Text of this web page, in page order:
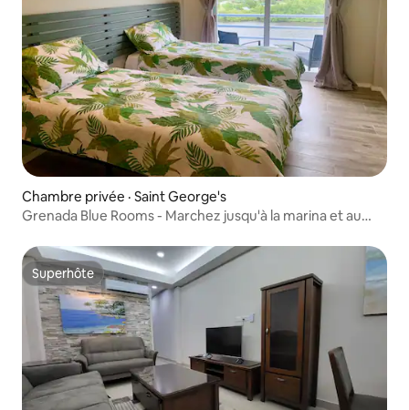
Chambre privée · Saint George's
Grenada Blue Rooms - Marchez jusqu'à la marina et au
Superhôte
Superhôte